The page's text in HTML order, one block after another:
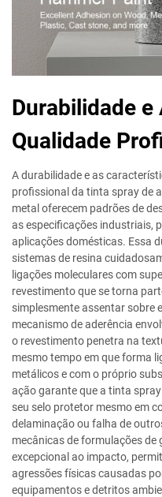
Durabilidade e
Qualidade
A durabilidade e as
profissional da tinta spray de
metal oferecem padrões de
as especificações industriais,
aplicações domésticas. Essa
sistemas de resina
ligações moleculares com
revestimento que se torna
simplesmente assentar sobre
mecanismo de aderência
o revestimento penetra na
mesmo tempo em que forma
metálicos e com o próprio
ação garante que a tinta
seu selo protetor mesmo em
delaminação ou falha de
mecânicas de formulações
excepcional ao impacto,
agressões físicas causadas
equipamentos e detritos